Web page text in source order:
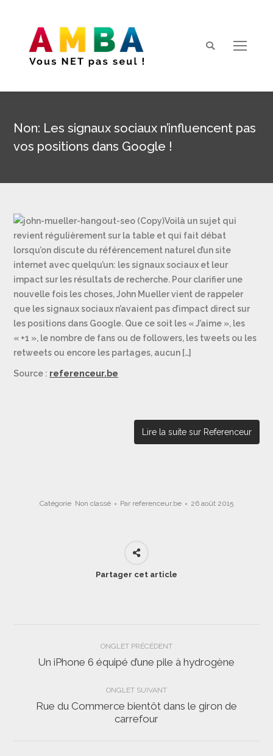
Search:
Non: Les signaux sociaux n’influencent pas
vos positions dans Google !
Voilà un sujet qui
revient régulièrement sur la table et qui fait débat
lorsqu’on discute du référencement naturel d’un site
internet avec quelqu’un: les signaux sociaux et leur
impact sur les résultats de recherche. Pour clarifier une
nouvelle fois les choses, John Mueller vient de rappeler
que les signaux sociaux n’avaient pas d’impact direct sur
les positions dans Google. Que ce soit les « J’aime », les
« +1 », le nombre de fans ou de followers, les tweets ou les
retweets ou encore les partages, aucun […]
Source : referenceur.be
Lire la suite sur Referenceur
Catégorie Non classé Par referenceur.be 26 août 2015
Partager cet article
Navigation
de
commentaire
ONGLET PRÉCÉDENT
Onglet
Un iPhone 6 équipé d’une pile à hydrogène
ONGLET SUIVANT
Onglet
Rue du Commerce bientôt dans le giron de
carrefour